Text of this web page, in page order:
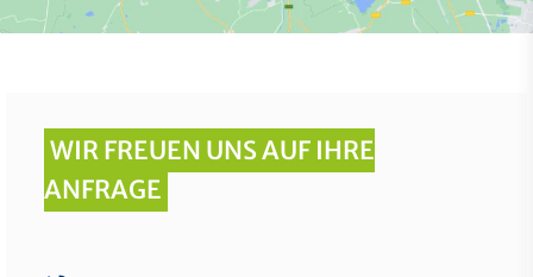
WIR FREUEN UNS AUF IHRE
ANFRAGE